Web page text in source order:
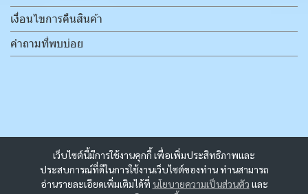
เว็บไซต์นี้มีการใช้งานคุกกี้ เพื่อเพิ่มประสิทธิภาพและ
ประสบการณ์ที่ดีในการใช้งานเว็บไซต์ของท่าน ท่านสามารถ
อ่านรายละเอียดเพิ่มเติมได้ที่ นโยบายความเป็นส่วนตัว และ
เงื่อนไขการคืนสินค้า
คำถามที่พบบ่อย